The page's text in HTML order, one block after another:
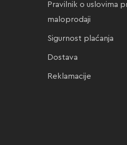
Pravilnik o uslovima
maloprodaji
Sigurnost plaćanja
Dostava
Reklamacije